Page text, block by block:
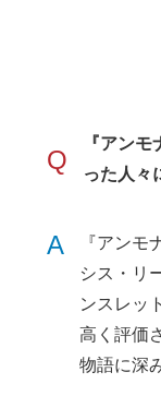
Q
『アン
った人々
A
『アンモ
シス・リ
ンスレッ
高く評価
物語に深